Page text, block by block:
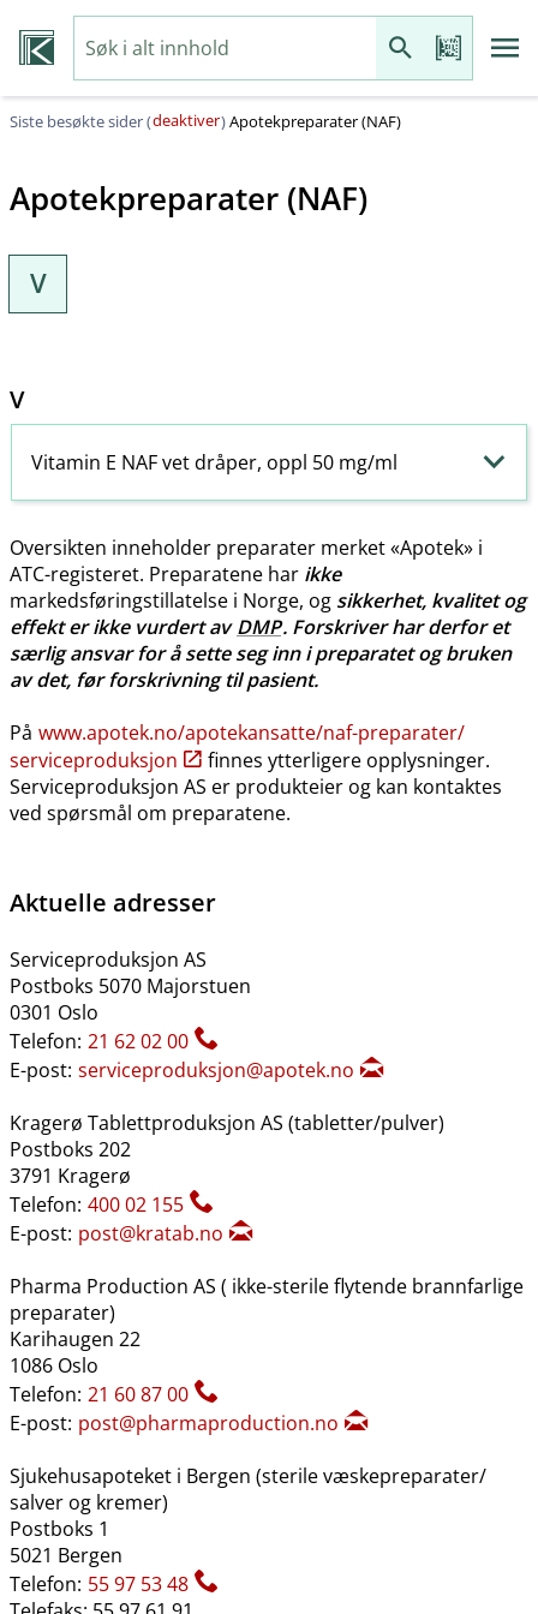
Siste besøkte sider (deaktiver)Apotekpreparater (NAF)
Apotekpreparater (NAF)
V
V
Vitamin E NAF vet dråper, oppl 50 mg/ml
Oversikten inneholder preparater merket «Apotek» i
ATC-registeret. Preparatene har ikke
markedsføringstillatelse i Norge, og sikkerhet, kvalitet og
effekt er ikke vurdert avDMP. Forskriver har derfor et
særlig ansvar for å sette seg inn i preparatet og bruken
av det, før forskrivning til pasient.
På www.apotek.no​/​apotekansatte​/​naf-preparater​/​
serviceproduksjon
finnes ytterligere opplysninger.
Serviceproduksjon AS er produkteier og kan kontaktes
ved spørsmål om preparatene.
Aktuelle adresser
Serviceproduksjon AS
Postboks 5070 Majorstuen
0301 Oslo
Telefon: 21 62 02 00
E-post: serviceproduksjon@apotek.no
Kragerø Tablettproduksjon AS (tabletter​/​pulver)
Postboks 202
3791 Kragerø
Telefon: 400 02 155
E-post: post@kratab.no
Pharma Production AS ( ikke-sterile flytende brannfarlige
preparater)
Karihaugen 22
1086 Oslo
Telefon: 21 60 87 00
E-post: post@pharmaproduction.no
Sjukehusapoteket i Bergen (sterile væskepreparater​/​
salver og kremer)
Postboks 1
5021 Bergen
Telefon: 55 97 53 48